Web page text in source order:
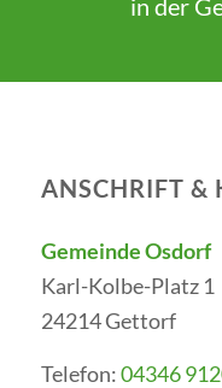
in der
ANSCHRIFT &
Gemeinde Osdorf
Karl-Kolbe-Platz 1
24214 Gettorf
Telefon:04346